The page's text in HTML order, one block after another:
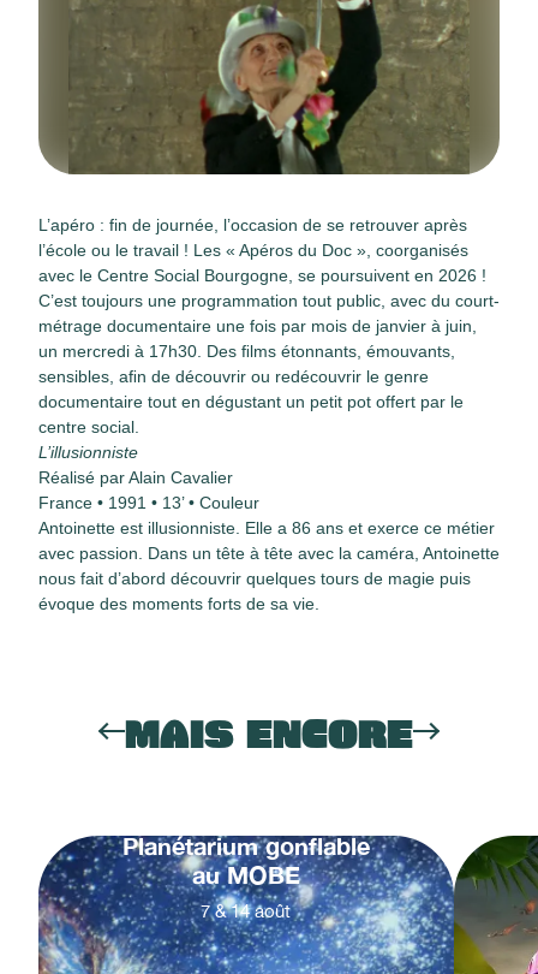
L’apéro : fin de journée, l’occasion de se retrouver après
l’école ou le travail ! Les « Apéros du Doc », coorganisés
avec le Centre Social Bourgogne, se poursuivent en 2026 !
C’est toujours une programmation tout public, avec du court-
métrage documentaire une fois par mois de janvier à juin,
un mercredi à 17h30. Des ﬁlms étonnants, émouvants,
sensibles, aﬁn de découvrir ou redécouvrir le genre
documentaire tout en dégustant un petit pot offert par le
centre social.
L’illusionniste
Réalisé par Alain Cavalier
France • 1991 • 13’ • Couleur
Antoinette est illusionniste. Elle a 86 ans et exerce ce métier
avec passion. Dans un tête à tête avec la caméra, Antoinette
nous fait d’abord découvrir quelques tours de magie puis
évoque des moments forts de sa vie.
MAIS ENCORE
Planétarium gonflable
au MOBE
7 & 14 août